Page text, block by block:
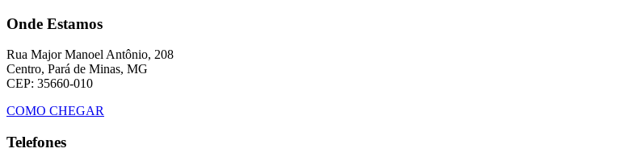
Onde Estamos
Rua Major Manoel Antônio, 208
Centro, Pará de Minas, MG
CEP: 35660-010
COMO CHEGAR
Telefones